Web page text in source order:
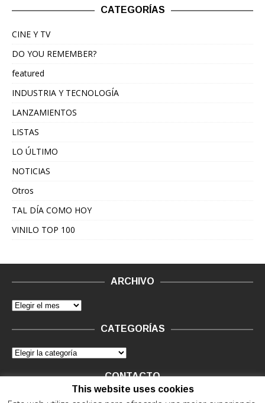
CATEGORÍAS
CINE Y TV
DO YOU REMEMBER?
featured
INDUSTRIA Y TECNOLOGÍA
LANZAMIENTOS
LISTAS
LO ÚLTIMO
NOTICIAS
Otros
TAL DÍA COMO HOY
VINILO TOP 100
ARCHIVO
CATEGORÍAS
CONTACTO
Vinilo Negro.Consultas de anunciantes y Legal, en vinilo at
This website uses cookies